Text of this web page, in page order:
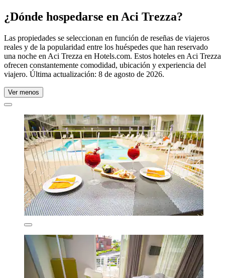
¿Dónde hospedarse en Aci Trezza?
Las propiedades se seleccionan en función de reseñas de viajeros
reales y de la popularidad entre los huéspedes que han reservado
una noche en Aci Trezza en Hotels.com. Estos hoteles en Aci Trezza
ofrecen constantemente comodidad, ubicación y experiencia del
viajero. Última actualización: 8 de agosto de 2026.
Ver menos